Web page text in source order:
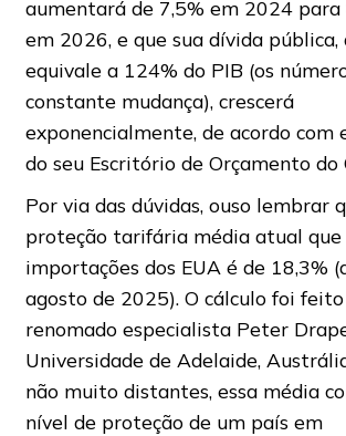
aumentará de 7,5% em 2024 para
em 2026, e que sua dívida pública,
equivale a 124% do PIB (os
constante mudança), crescerá
exponencialmente, de acordo com
do seu Escritório de Orçamento do
Por via das dúvidas, ouso lembrar
proteção tarifária média atual que
importações dos EUA é de 18,3%
agosto de 2025). O cálculo foi
renomado especialista Peter
Universidade de Adelaide,
não muito distantes, essa média
nível de proteção de um país em